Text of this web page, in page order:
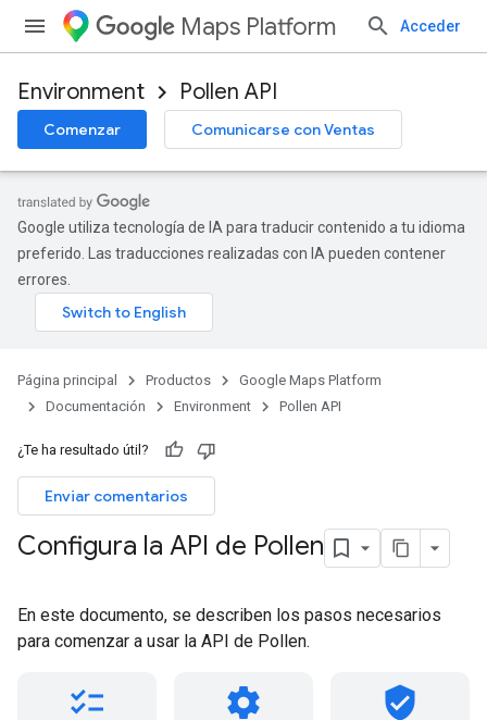
Maps Platform Acceder
Environment Pollen API
Comenzar Comunicarse con Ventas
Google utiliza tecnología de IA para traducir contenido a tu idioma
preferido. Las traducciones realizadas con IA pueden contener
errores.
Página principal Productos
Google Maps Platform
Documentación
Environment Pollen API
¿Te ha resultado útil?
Enviar comentarios
Configura la API de Pollen
En este documento, se describen los pasos necesarios
para comenzar a usar la API de Pollen.
checklist settings verified_user